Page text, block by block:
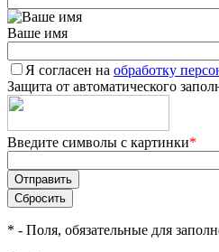
Ваше имя
Я согласен на обработку
Защита от автоматического
Введите символы с картинки*
* - Поля, обязательные для